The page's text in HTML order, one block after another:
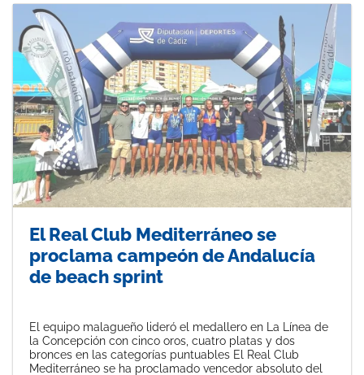
El Real Club Mediterráneo se
proclama campeón de Andalucía
de beach sprint
El equipo malagueño lideró el medallero en La Línea de
la Concepción con cinco oros, cuatro platas y dos
bronces en las categorías puntuables El Real Club
Mediterráneo se ha proclamado vencedor absoluto del